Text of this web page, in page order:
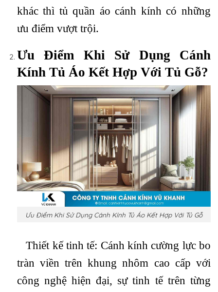
khác thì tủ quần áo cánh kính có những
ưu điểm vượt trội.
Ưu Điểm Khi Sử Dụng Cánh
Kính Tủ Áo Kết Hợp Với Tủ Gỗ?
Ưu Điểm Khi Sử Dụng Cánh Kính Tủ Áo Kết Hợp Với Tủ Gỗ
Thiết kế tinh tế: Cánh kính cường lực bo
tràn viền trên khung nhôm cao cấp với
công nghệ hiện đại, sự tinh tế trên từng